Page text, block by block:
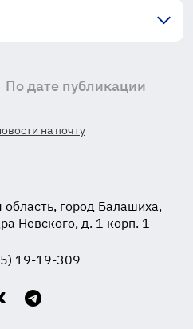
По дате публикации
на почту
город Балашиха,
Невского, д. 1 корп. 1
19-19-309